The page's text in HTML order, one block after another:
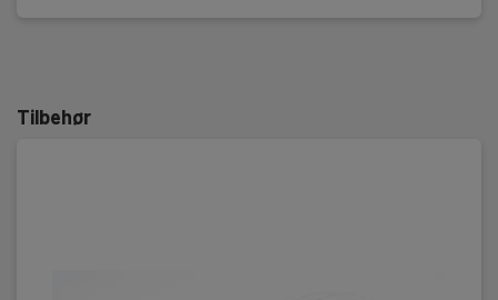
Tilbehør